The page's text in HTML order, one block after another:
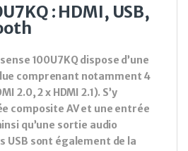
: HDMI, USB,
100U7KQ dispose d’une
comprenant notamment 4
2.0, 2 x HDMI 2.1). S’y
composite AV et une entrée
qu’une sortie audio
USB sont également de la